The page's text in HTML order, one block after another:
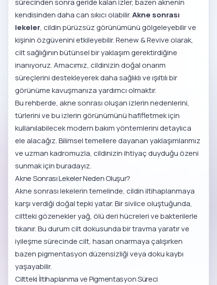
sürecinden sonra geride kalan izler, bazen aknenin
kendisinden daha can sıkıcı olabilir.Akne sonrası
lekeler, cildin pürüzsüz görünümünü gölgeleyebilir ve
kişinin özgüvenini etkileyebilir. Renew & Revive olarak,
cilt sağlığının bütünsel bir yaklaşım gerektirdiğine
inanıyoruz. Amacımız, cildinizin doğal onarım
süreçlerini destekleyerek daha sağlıklı ve ışıltılı bir
görünüme kavuşmanıza yardımcı olmaktır.
Bu rehberde, akne sonrası oluşan izlerin nedenlerini,
türlerini ve bu izlerin görünümünü hafifletmek için
kullanılabilecek modern bakım yöntemlerini detaylıca
ele alacağız. Bilimsel temellere dayanan yaklaşımlarımız
ve uzman kadromuzla, cildinizin ihtiyaç duyduğu özeni
sunmak için buradayız.
Akne Sonrası Lekeler Neden Oluşur?
Akne sonrası lekelerin temelinde, cildin iltihaplanmaya
karşı verdiği doğal tepki yatar. Bir sivilce oluştuğunda,
ciltteki gözenekler yağ, ölü deri hücreleri ve bakterilerle
tıkanır. Bu durum cilt dokusunda bir travma yaratır ve
iyileşme sürecinde cilt, hasarı onarmaya çalışırken
bazen pigmentasyon düzensizliği veya doku kaybı
yaşayabilir.
Ciltteki İltihaplanma ve Pigmentasyon Süreci